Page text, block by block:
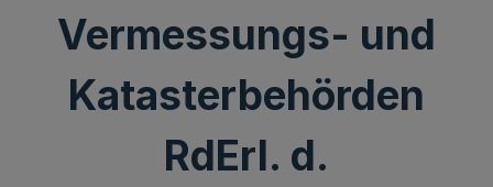
Vermessungs- und
Katasterbehörden
RdErl. d.